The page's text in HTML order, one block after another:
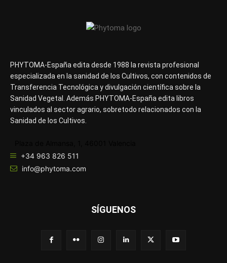
PHYTOMA-España edita desde 1988 la revista profesional
especializada en la sanidad de los Cultivos, con contenidos de
Transferencia Tecnológica y divulgación científica sobre la
Sanidad Vegetal. Además PHYTOMA-España edita libros
vinculados al sector agrario, sobretodo relacionados con la
Sanidad de los Cultivos.
+34 963 826 511
info@phytoma.com
SÍGUENOS